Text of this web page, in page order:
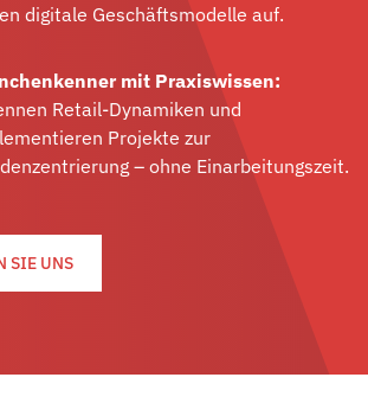
digitale Geschäftsmodelle auf.
mit Praxiswissen:
Retail-Dynamiken und
Projekte zur
– ohne Einarbeitungszeit.
SIE UNS